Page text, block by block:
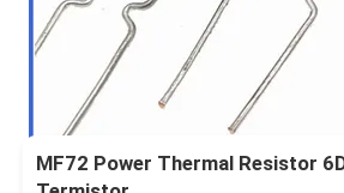
MF72 Power Thermal Resistor